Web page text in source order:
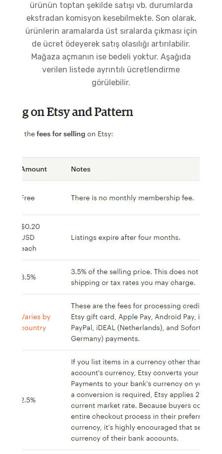
ürünün toptan şekilde satışı vb. durumlarda
ekstradan komisyon kesebilmekte. Son olarak,
ürünlerin aramalarda üst sıralarda çıkması için
de ücret ödeyerek satış olasılığı artırılabilir.
Mağaza açmanın ise bedeli yoktur. Aşağıda
verilen listede ayrıntılı ücretlendirme
görülebilir.